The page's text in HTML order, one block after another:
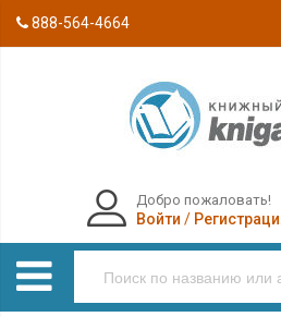
888-564-4664
Добро пожаловать!
Войти /